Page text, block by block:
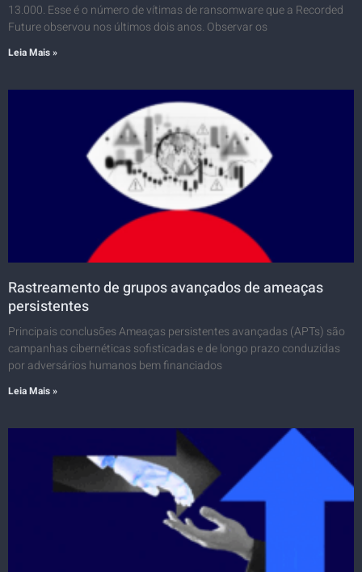
13.000. Esse é o número de vítimas de ransomware que a Recorded
Future observou nos últimos dois anos. Observar os
Leia Mais »
Rastreamento de grupos avançados de ameaças
persistentes
Principais conclusões Ameaças persistentes avançadas (APTs) são
campanhas cibernéticas sofisticadas e de longo prazo conduzidas
por adversários humanos bem financiados
Leia Mais »